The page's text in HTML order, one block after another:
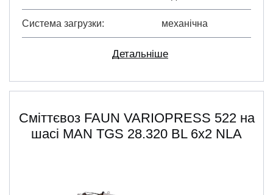
Система загрузки механічна
Детальніше
Сміттєвоз FAUN VARIOPRESS 522 на
шасі MAN TGS 28.320 BL 6x2 NLA